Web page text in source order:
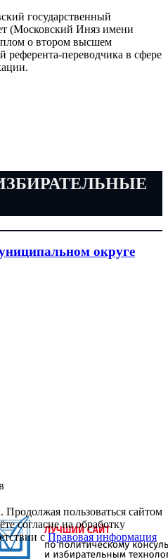
государственный
(Московский Иняз имени
о втором высшем
референта-переводчика в сфере
округе
пользоваться сайтом
согласие на обработку
сПравовая информация